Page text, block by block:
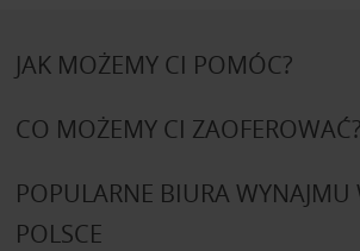
JAK MOŻEMY CI POMÓC?
CO MOŻEMY CI ZAOFEROWAĆ?
POPULARNE BIURA WYNAJMU
POLSCE